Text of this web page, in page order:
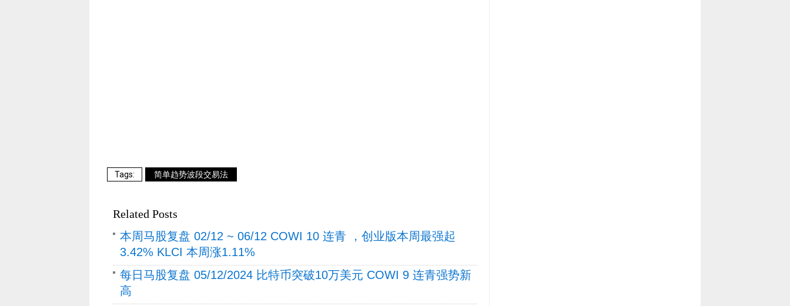
简单趋势波段交易法
Related Posts
本周马股复盘 02/12 ~ 06/12 COWI 10 连青 ，创业版本周最强起
3.42% KLCI 本周涨1.11%
每日马股复盘 05/12/2024 比特币突破10万美元 COWI 9 连青强势新
高